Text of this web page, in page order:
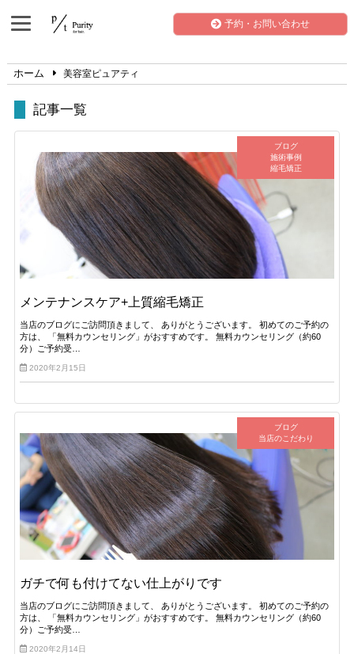
予約・お問い合わせ
ホーム 美容室ピュアティ
記事一覧
ブログ
施術事例
縮毛矯正
メンテナンスケア+上質縮毛矯正
当店のブログにご訪問頂きまして、 ありがとうございます。 初めてのご予約の
方は、 「無料カウンセリング」がおすすめです。 無料カウンセリング（約60
分）ご予約受…
2020年2月15日
ブログ
当店のこだわり
ガチで何も付けてない仕上がりです
当店のブログにご訪問頂きまして、 ありがとうございます。 初めてのご予約の
方は、 「無料カウンセリング」がおすすめです。 無料カウンセリング（約60
分）ご予約受…
2020年2月14日